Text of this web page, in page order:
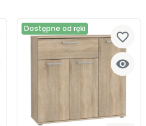
Dostępne od ręki

favorite_border